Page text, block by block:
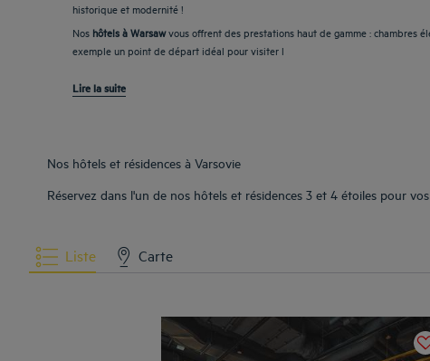
historique et modernité !
Nos hôtels à Warsawvous offrent des prestations haut de gamme : chambres
exemple un point de départ idéal pour visiter l
Lire la suite
Nos hôtels et résidences à Varsovie
Réservez dans l'un de nos hôtels et résidences 3 et 4 étoiles pour
Liste Carte